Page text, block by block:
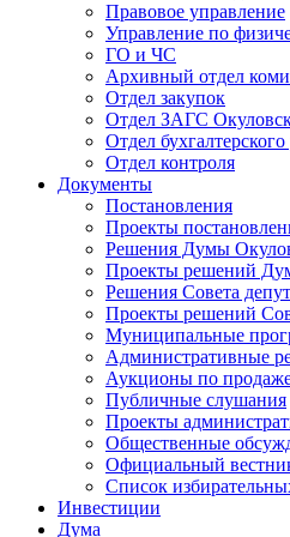
Правовое управление
Управление по
ГО и ЧС
Архивный отдел
Отдел закупок
Отдел ЗАГС
Отдел
Отдел контроля
Документы
Постановления
Проекты
Решения Думы
Проекты решений
Решения Совета
Проекты решений
Муниципальные
Административные
Аукционы по
Публичные слушания
Проекты
Общественные
Официальный
Список
Инвестиции
Дума